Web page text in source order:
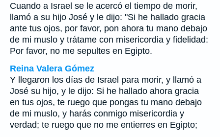
Cuando a Israel se le acercó el tiempo de morir,
llamó a su hijo José y le dijo: "Si he hallado gracia
ante tus ojos, por favor, pon ahora tu mano debajo
de mi muslo y trátame con misericordia y fidelidad:
Por favor, no me sepultes en Egipto.
Reina Valera Gómez
Y llegaron los días de Israel para morir, y llamó a
José su hijo, y le dijo: Si he hallado ahora gracia
en tus ojos, te ruego que pongas tu mano debajo
de mi muslo, y harás conmigo misericordia y
verdad; te ruego que no me entierres en Egipto;